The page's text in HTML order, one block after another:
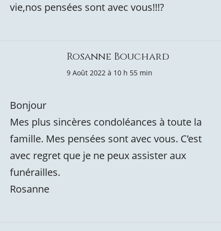
vie,nos pensées sont avec vous!!!?
Rosanne Bouchard
9 Août 2022 à 10 h 55 min
Bonjour
Mes plus sincères condoléances à toute la
famille. Mes pensées sont avec vous. C’est
avec regret que je ne peux assister aux
funérailles.
Rosanne